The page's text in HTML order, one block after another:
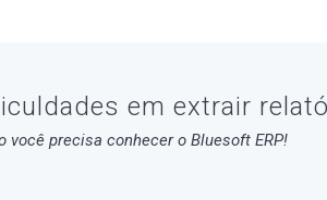
em extrair
você precisa conhecer o Bluesoft ERP!